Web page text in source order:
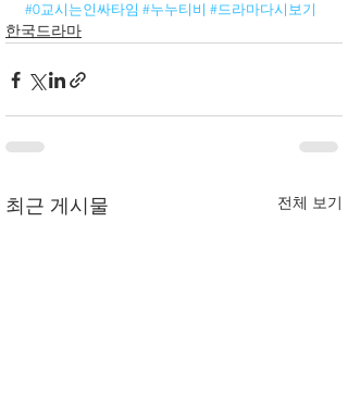
#0교시는인싸타임 #누누티비 #드라마다시보기
한국드라마
최근 게시물 전체 보기